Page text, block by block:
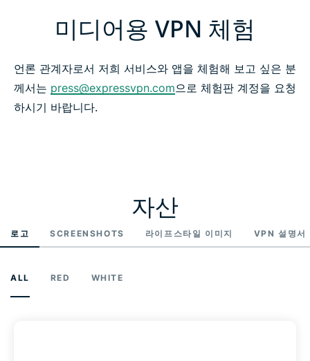
미디어용 VPN 체험
언론 관계자로서 저희 서비스와 앱을 체험해 보고 싶은 분
께서는 press@expressvpn.com으로 체험판 계정을 요청
하시기 바랍니다.
자산
로고 SCREENSHOTS 라이프스타일 이미지 VPN 설명서
ALL RED WHITE